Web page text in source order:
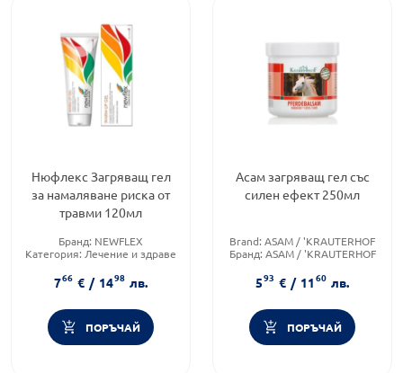
Нюфлекс Загряващ гел
за намаляване риска от
травми 120мл
Бранд: NEWFLEX
Категория: Лечение и здраве
766 € / 1498 лв.
ПОРЪЧАЙ
Асам загряващ гел със
силен ефект 250мл
Brand: ASAM / 'KRAUTERHOF
Бранд: ASAM / 'KRAUTERHOF
593 € / 1160 лв.
ПОРЪЧАЙ